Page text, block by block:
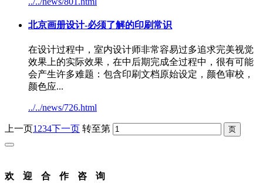
北京画册设计-必须了解的印刷常识
在设计过程中，室内设计师非常容易过多追求完美视觉
效果上的实际效果，在中后期完成全过程中，很有可能
会产生许多难题：包含印刷文档原始设定，颜色审校，
颜色应...
../../news/726.html
上一页1 234下一页 转至第
欢迎合作咨询